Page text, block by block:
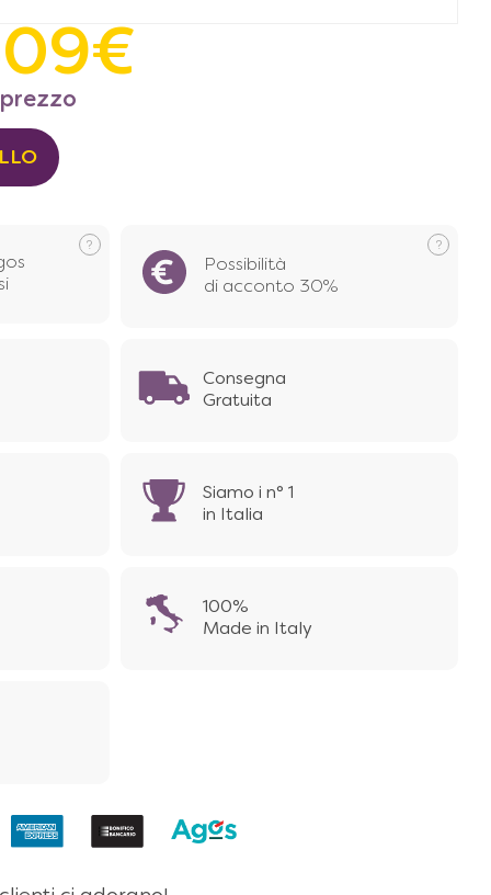
€
prezzo
Possibilità
di acconto 30%
Consegna
Gratuita
Siamo i n° 1
in Italia
100%
Made in Italy